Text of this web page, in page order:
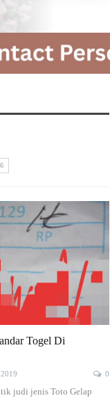
Togel Di
0
judi jenis Toto Gelap